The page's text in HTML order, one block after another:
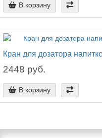
В корзину
Кран для дозатора
2448 руб.
В корзину